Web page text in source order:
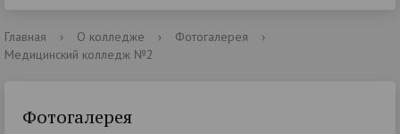
Главная › О колледже › Фотогалерея
›
Медицинский колледж №2
Фотогалерея